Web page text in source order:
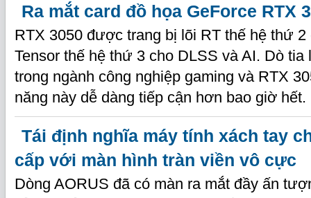
Ra mắt card đồ họa GeForce RTX
RTX 3050 được trang bị lõi RT thế hệ thứ 2
Tensor thế hệ thứ 3 cho DLSS và AI. Dò tia
trong ngành công nghiệp gaming và RTX
năng này dễ dàng tiếp cận hơn bao giờ hết.
Tái định nghĩa máy tính xách tay
cấp với màn hình tràn viền vô cực
Dòng AORUS đã có màn ra mắt đầy ấn